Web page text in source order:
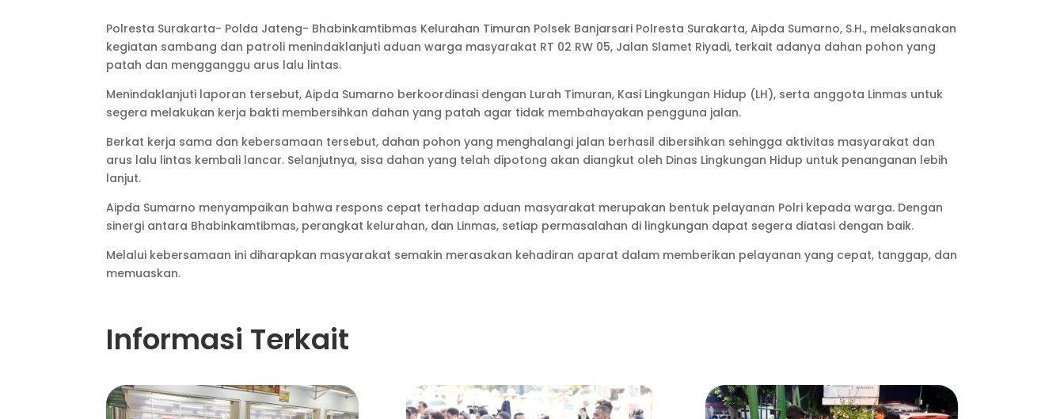
Polresta Surakarta- Polda Jateng- Bhabinkamtibmas Kelurahan Timuran Polsek Banjarsari Polresta Surakarta, Aipda Sumarno, S.H., melaksanakan
kegiatan sambang dan patroli menindaklanjuti aduan warga masyarakat RT 02 RW 05, Jalan Slamet Riyadi, terkait adanya dahan pohon yang
patah dan mengganggu arus lalu lintas.
Menindaklanjuti laporan tersebut, Aipda Sumarno berkoordinasi dengan Lurah Timuran, Kasi Lingkungan Hidup (LH), serta anggota Linmas untuk
segera melakukan kerja bakti membersihkan dahan yang patah agar tidak membahayakan pengguna jalan.
Berkat kerja sama dan kebersamaan tersebut, dahan pohon yang menghalangi jalan berhasil dibersihkan sehingga aktivitas masyarakat dan
arus lalu lintas kembali lancar. Selanjutnya, sisa dahan yang telah dipotong akan diangkut oleh Dinas Lingkungan Hidup untuk penanganan lebih
lanjut.
Aipda Sumarno menyampaikan bahwa respons cepat terhadap aduan masyarakat merupakan bentuk pelayanan Polri kepada warga. Dengan
sinergi antara Bhabinkamtibmas, perangkat kelurahan, dan Linmas, setiap permasalahan di lingkungan dapat segera diatasi dengan baik.
Melalui kebersamaan ini diharapkan masyarakat semakin merasakan kehadiran aparat dalam memberikan pelayanan yang cepat, tanggap, dan
memuaskan.
Informasi Terkait